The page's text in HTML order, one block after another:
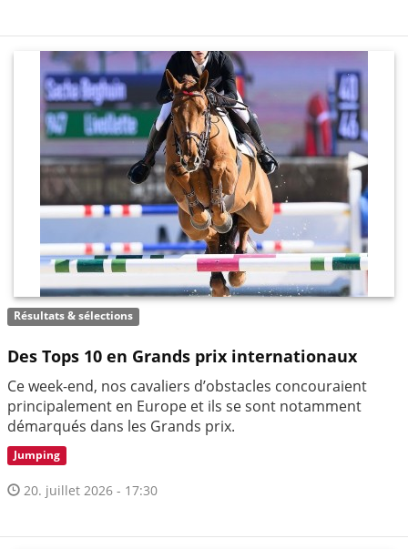
Résultats & sélections
Des Tops 10 en Grands prix internationaux
Ce week-end, nos cavaliers d’obstacles concouraient
principalement en Europe et ils se sont notamment
démarqués dans les Grands prix.
Jumping
20. juillet 2026 - 17:30